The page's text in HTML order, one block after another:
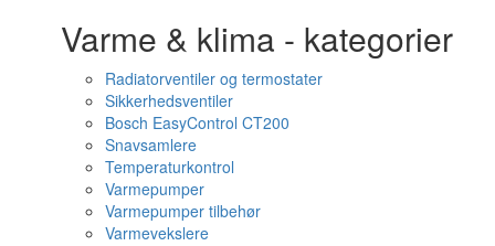
Varme & klima - kategorier
Radiatorventiler og termostater
Sikkerhedsventiler
Bosch EasyControl CT200
Snavsamlere
Temperaturkontrol
Varmepumper
Varmepumper tilbehør
Varmevekslere